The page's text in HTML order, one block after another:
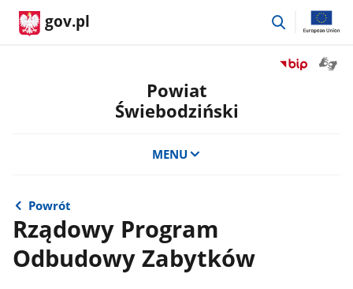
gov.pl
przejdź
Przejdź
Powiat
Świebodziński
MENU
Powrót
Rządowy Program
Odbudowy Zabytków